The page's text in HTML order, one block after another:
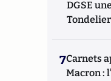
DGSE
7Carnets
Macron :